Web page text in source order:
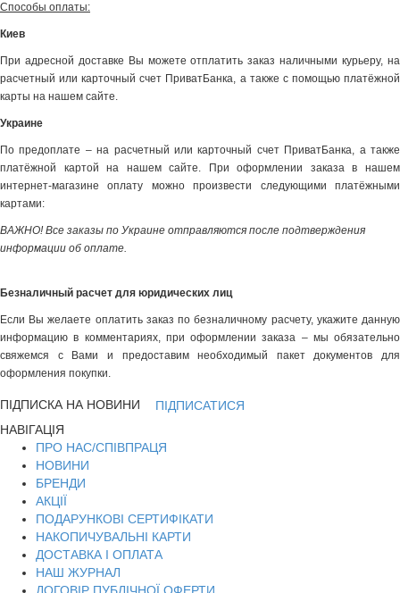
Способы оплаты:
Киев
При адресной доставке Вы можете отплатить заказ наличными курьеру, на
расчетный или карточный счет ПриватБанка, а также с помощью платёжной
карты на нашем сайте.
Украине
По предоплате – на расчетный или карточный счет ПриватБанка, а также
платёжной картой на нашем сайте. При оформлении заказа в нашем
интернет-магазине оплату можно произвести следующими платёжными
картами:
ВАЖНО! Все заказы по Украине отправляются после подтверждения
информации об оплате.
Безналичный расчет для юридических лиц
Если Вы желаете оплатить заказ по безналичному расчету, укажите данную
информацию в комментариях, при оформлении заказа – мы обязательно
свяжемся с Вами и предоставим необходимый пакет документов для
оформления покупки.
ПІДПИСКА НА НОВИНИ
ПІДПИСАТИСЯ
НАВІГАЦІЯ
ПРО НАС/СПІВПРАЦЯ
НОВИНИ
БРЕНДИ
АКЦІЇ
ПОДАРУНКОВІ СЕРТИФІКАТИ
НАКОПИЧУВАЛЬНІ КАРТИ
ДОСТАВКА І ОПЛАТА
НАШ ЖУРНАЛ